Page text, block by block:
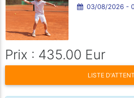
03/08/2026 -
Prix : 435.00 Eur
LISTE